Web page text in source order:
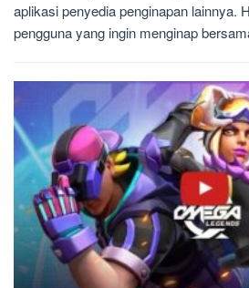
aplikasi penyedia penginapan lainnya.
pengguna yang ingin menginap